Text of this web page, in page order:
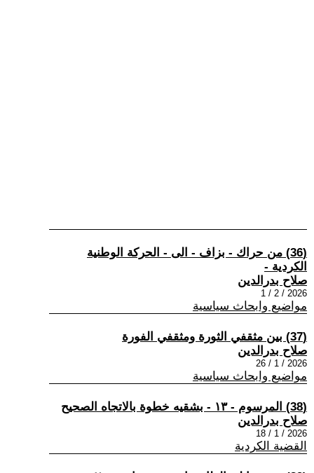
(36) من حراك - بزاف - الى - الحركة الوطنية
الكردية -
صلاح بدرالدين
2026 / 2 / 1
مواضيع وابحاث سياسية
(37) بين مثقفي الثورة ومثقفي الفورة
صلاح بدرالدين
2026 / 1 / 26
مواضيع وابحاث سياسية
(38) المرسوم - ١٣ - بشقيه خطوة بالاتجاه الصحيح
صلاح بدرالدين
2026 / 1 / 18
القضية الكردية